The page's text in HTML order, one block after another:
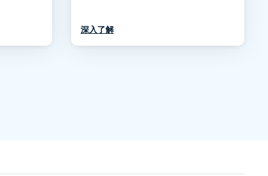
深入了解